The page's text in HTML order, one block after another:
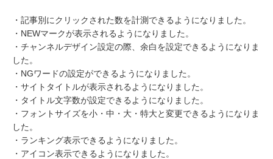
・記事別にクリックされた数を計測できるようになりました。
・NEWマークが表示されるようになりました。
・チャンネルデザイン設定の際、余白を設定できるようになりま
した。
・NGワードの設定ができるようになりました。
・サイトタイトルが表示されるようになりました。
・タイトル文字数が設定できるようになりました。
・フォントサイズを小・中・大・特大と変更できるようになりま
した。
・ランキング表示できるようになりました。
・アイコン表示できるようになりました。